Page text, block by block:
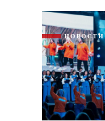
НОВОСТИ